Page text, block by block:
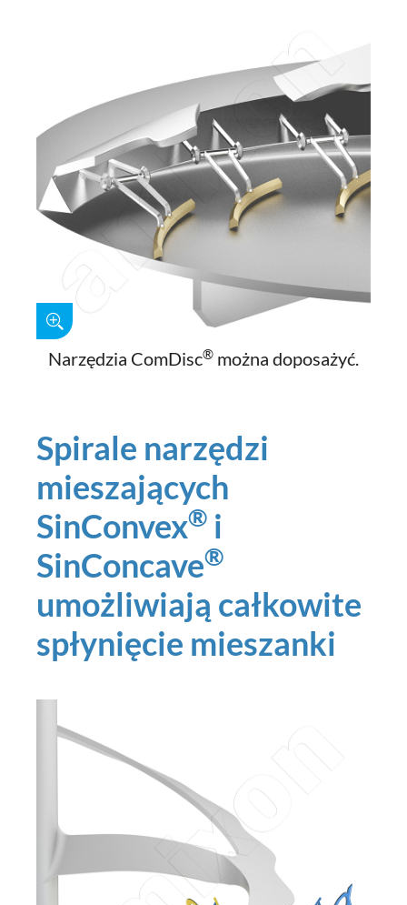
Narzędzia ComDisc® można doposażyć.
Spirale narzędzi
mieszających
SinConvex® i
SinConcave®
umożliwiają całkowite
spłynięcie mieszanki